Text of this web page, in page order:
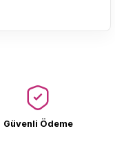
Güvenli Ödeme